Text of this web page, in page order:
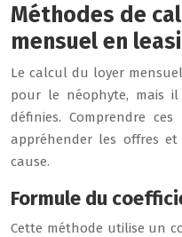
Méthodes de
mensuel en
Le calcul du loyer
pour le néophyte, mais
définies. Comprendre
appréhender les offres
cause.
Formule du
Cette méthode utilise un